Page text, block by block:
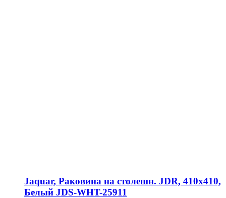
Jaquar, Раковина на столешн. JDR, 410х410,
Белый JDS-WHT-25911